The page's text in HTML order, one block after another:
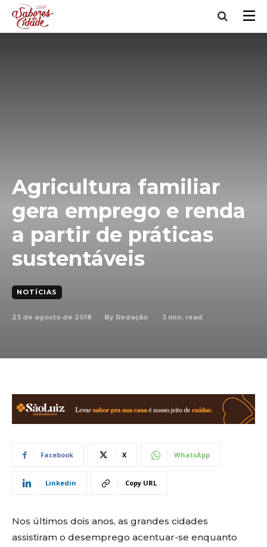
Agricultura familiar
gera emprego e renda
a partir de práticas
sustentáveis
NOTÍCIAS
23 de agosto de 2018 By Redação 3 min. read
Facebook X WhatsApp
Linkedin Copy URL
Nos últimos dois anos, as grandes cidades
assistiram o desemprego acentuar-se enquanto